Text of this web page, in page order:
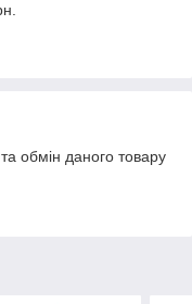
обмін даного товару